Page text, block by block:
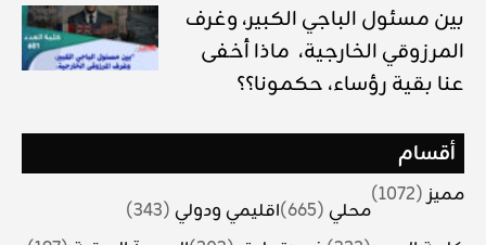
بين مسئول الباجي الكبير، وغرف
المرزوقي الخارجية، ماذا أخفى
عنا بقية رؤساء، حكمونا؟؟
أقسام
مميز(1072)
محلي (665) اقليمي ودولي (343)